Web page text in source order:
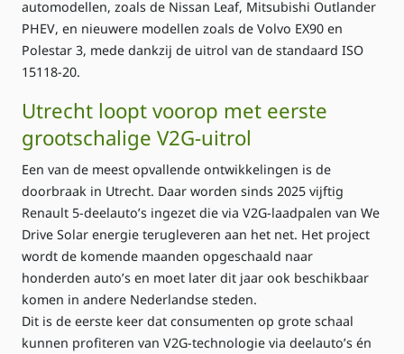
automodellen, zoals de Nissan Leaf, Mitsubishi Outlander
PHEV, en nieuwere modellen zoals de Volvo EX90 en
Polestar 3, mede dankzij de uitrol van de standaard ISO
15118‑20.
Utrecht loopt voorop met eerste
grootschalige V2G‑uitrol
Een van de meest opvallende ontwikkelingen is de
doorbraak in Utrecht. Daar worden sinds 2025 vijftig
Renault 5‑deelauto’s ingezet die via V2G‑laadpalen van We
Drive Solar energie terugleveren aan het net. Het project
wordt de komende maanden opgeschaald naar
honderden auto’s en moet later dit jaar ook beschikbaar
komen in andere Nederlandse steden.
Dit is de eerste keer dat consumenten op grote schaal
kunnen profiteren van V2G‑technologie via deelauto’s én